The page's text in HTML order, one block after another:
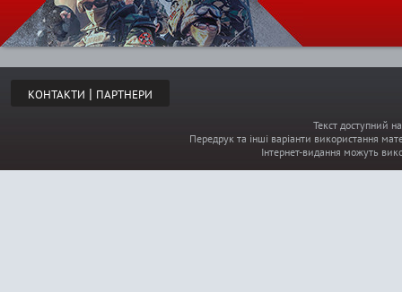
КОНТАКТИ | ПАРТНЕРИ
Текст доступний
Передрук та інші варіанти використання
Інтернет-видання можуть